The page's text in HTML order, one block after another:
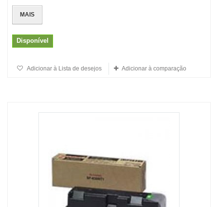
MAIS
Disponível
Adicionar à Lista de desejos Adicionar à comparação